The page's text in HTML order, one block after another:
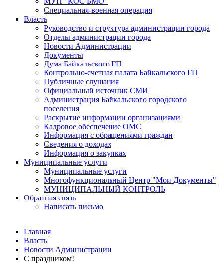
Специальная-военная операция
Власть
Руководство и структура администрации города
Отделы администрации города
Новости Администрации
Документы
Дума Байкальского ГП
Контрольно-счетная палата Байкальского ГП
Публичные слушания
Официальный источник СМИ
Администрация Байкальского городского
поселения
Раскрытие информации организациями
Кадровое обеспечение ОМС
Информация с обращениями граждан
Сведения о доходах
Информация о закупках
Муниципальные услуги
Муниципальные услуги
Многофункциональный Центр "Мои Документы"
МУНИЦИПАЛЬНЫЙ КОНТРОЛЬ
Обратная связь
Написать письмо
Главная
Власть
Новости Администрации
С праздником!